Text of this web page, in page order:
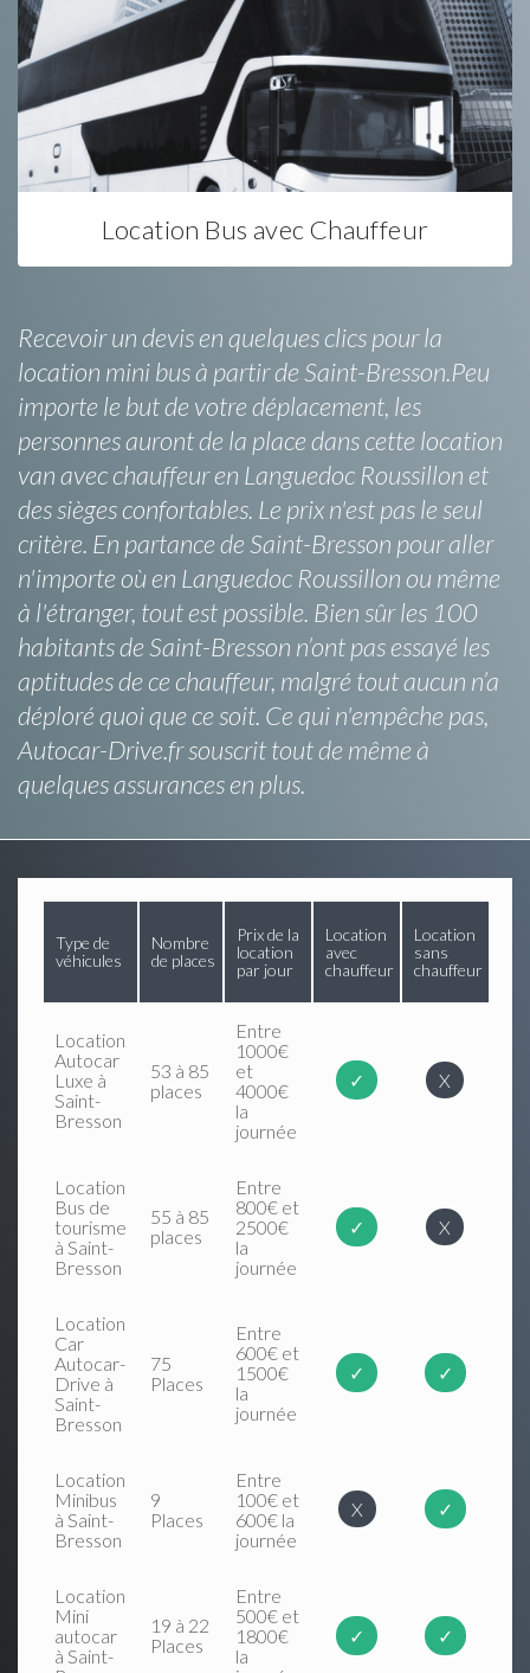
Location Bus avec Chauffeur
Recevoir un devis en quelques clics pour la
location mini bus à partir de Saint-Bresson.Peu
importe le but de votre déplacement, les
personnes auront de la place dans cette location
van avec chauffeur en Languedoc Roussillon et
des sièges confortables. Le prix n'est pas le seul
critère. En partance de Saint-Bresson pour aller
n'importe où en Languedoc Roussillon ou même
à l'étranger, tout est possible. Bien sûr les 100
habitants de Saint-Bresson n’ont pas essayé les
aptitudes de ce chauffeur, malgré tout aucun n’a
déploré quoi que ce soit. Ce qui n'empêche pas,
Autocar-Drive.fr souscrit tout de même à
quelques assurances en plus.
Type de
véhicules
Nombre
de places
Prix de la
location
par jour
Location
avec
chauffeur
Location
sans
chauffeur
Location
Autocar
Luxe à
Saint-
Bresson
53 à 85
places
Entre
1000€
et
4000€
la
journée
✓ X
Location
Bus de
tourisme
à Saint-
Bresson
55 à 85
places
Entre
800€ et
2500€
la
journée
✓ X
Location
Car
Autocar-
Drive à
Saint-
Bresson
75
Places
Entre
600€ et
1500€
la
journée
✓ ✓
Location
Minibus
à Saint-
Bresson
9
Places
Entre
100€ et
600€ la
journée
X ✓
Location
Mini
autocar
à Saint-
19 à 22
Places
Entre
500€ et
1800€
la
✓ ✓